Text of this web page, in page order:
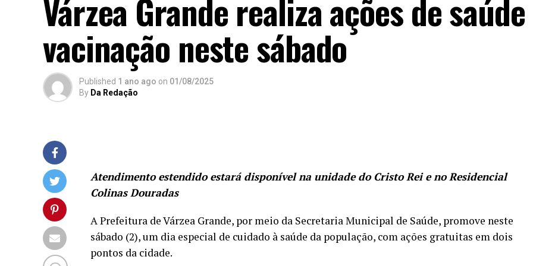
Várzea Grande realiza ações de
vacinação neste sábado
Published 1 ano ago on 01/08/2025
By Da Redação
Atendimento estendido estará disponível na unidade do Cristo Rei e no Residencial
Colinas Douradas
A Prefeitura de Várzea Grande, por meio da Secretaria Municipal de Saúde, promove neste
sábado (2), um dia especial de cuidado à saúde da população, com ações gratuitas em dois
pontos da cidade.